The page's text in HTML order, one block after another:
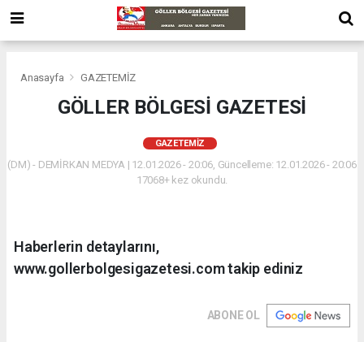
Anasayfa GAZETEMİZ
GÖLLER BÖLGESİ GAZETESİ
GAZETEMİZ
(DM) - DEMİRKAN MEDYA | 12.01.2026 - 20:06, Güncelleme: 12.01.2026 - 20:06
17068+ kez okundu.
Haberlerin detaylarını,
www.gollerbolgesigazetesi.com takip ediniz
ABONE OL